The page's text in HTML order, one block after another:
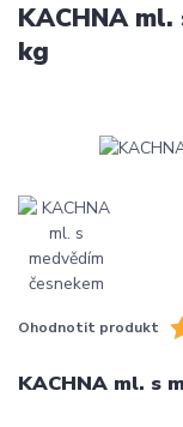
KACHNA ml.
kg
Ohodnotit produkt
KACHNA ml. s